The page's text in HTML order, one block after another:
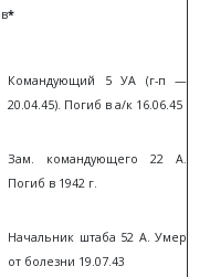
*
Командующий 5 УА (г-п —
20.04.45). Погиб в а/к 16.06.45
Зам. командующего 22 А.
Погиб в 1942 г.
Начальник штаба 52 А. Умер
от болезни 19.07.43